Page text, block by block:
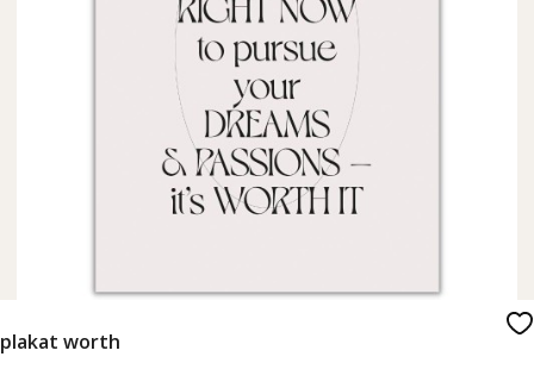
plakat worth